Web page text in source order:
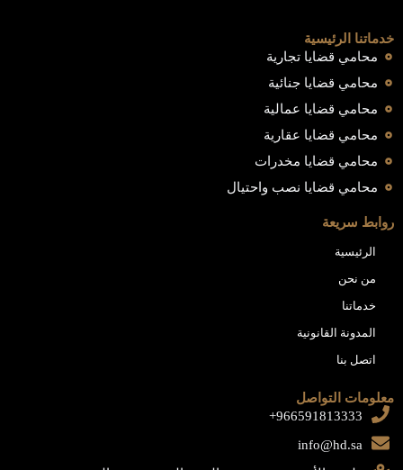
خدماتنا الرئيسية
محامي قضايا تجارية
محامي قضايا جنائية
محامي قضايا عمالية
محامي قضايا عقارية
محامي قضايا مخدرات
محامي قضايا نصب واحتيال
روابط سريعة
الرئيسية
من نحن
خدماتنا
المدونة القانونية
اتصل بنا
معلومات التواصل
966591813333+
info@hd.sa